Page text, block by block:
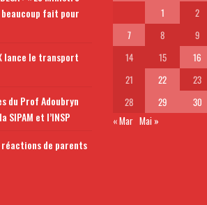
beaucoup fait pour
lance le transport
du Prof Adoubryn
et l’INSP
réactions de parents
1
2
7
8 9
14
15 16
21
22 23
28
29
30
« Mar Mai »